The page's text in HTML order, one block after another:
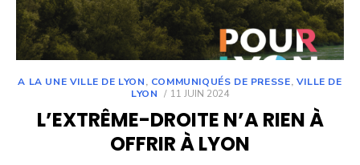
A LA UNE VILLE DE LYON, COMMUNIQUÉS DE PRESSE, VILLE DE
LYON
POSTED
11 JUIN 2024
L’EXTRÊME-DROITE N’A RIEN À
OFFRIR À LYON